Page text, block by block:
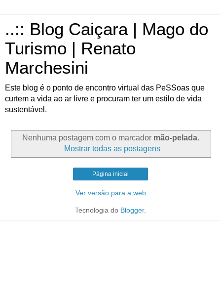
..:: Blog Caiçara | Mago do
Turismo | Renato
Marchesini
Este blog é o ponto de encontro virtual das PeSSoas que
curtem a vida ao ar livre e procuram ter um estilo de vida
sustentável.
Nenhuma postagem com o marcador mão-pelada.
Mostrar todas as postagens
Página inicial
Ver versão para a web
Tecnologia do Blogger.